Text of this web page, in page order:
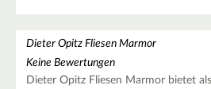
Dieter Opitz Fliesen Marmor
Keine Bewertungen
Dieter Opitz Fliesen Marmor bietet